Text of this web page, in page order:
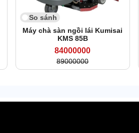
So sánh
Máy chà sàn ngồi lái Kumisai
KMS 85B
84000000
89000000